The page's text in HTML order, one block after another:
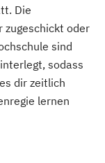
Die
zugeschickt oder
sind
sodass
dir zeitlich
lernen